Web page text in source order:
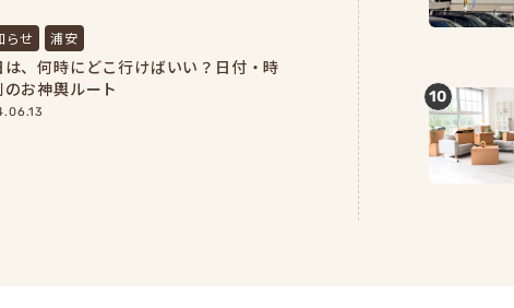
らせ 浦安
は、何時にどこ行けばいい？日付・時
のお神輿ルート
10